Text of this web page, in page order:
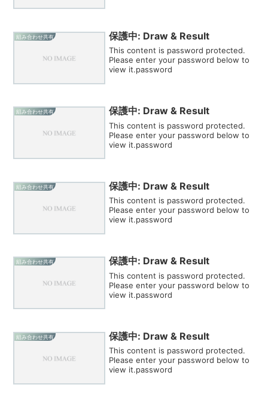
組み合わせ共有 保護中: Draw & Result
This content is password protected.
Please enter your password below to
view it.password
組み合わせ共有 保護中: Draw & Result
This content is password protected.
Please enter your password below to
view it.password
組み合わせ共有 保護中: Draw & Result
This content is password protected.
Please enter your password below to
view it.password
組み合わせ共有 保護中: Draw & Result
This content is password protected.
Please enter your password below to
view it.password
組み合わせ共有 保護中: Draw & Result
This content is password protected.
Please enter your password below to
view it.password